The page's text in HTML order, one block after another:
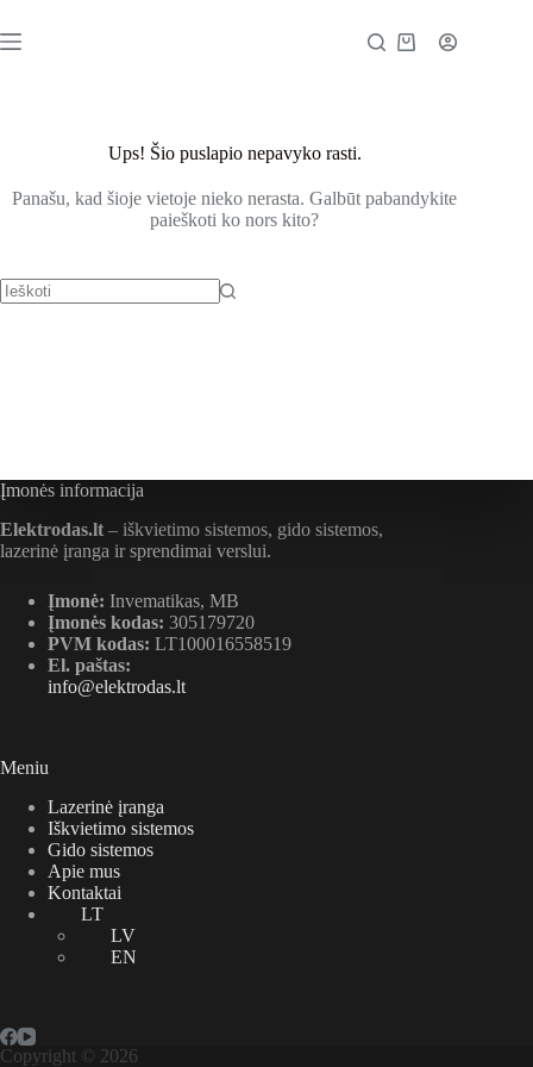
prie
turinio
Pirkinių
Ups! Šio puslapio nepavyko rasti.
Panašu, kad šioje vietoje nieko nerasta. Galbūt pabandykite
paieškoti ko nors kito?
Įmonės informacija
Elektrodas.lt – iškvietimo sistemos, gido sistemos,
lazerinė įranga ir sprendimai verslui.
Įmonė: Invematikas, MB
Įmonės kodas: 305179720
PVM kodas: LT100016558519
El. paštas:
info@elektrodas.lt
Meniu
Lazerinė įranga
Iškvietimo sistemos
Gido sistemos
Apie mus
Kontaktai
LT
LV
EN
Copyright © 2026